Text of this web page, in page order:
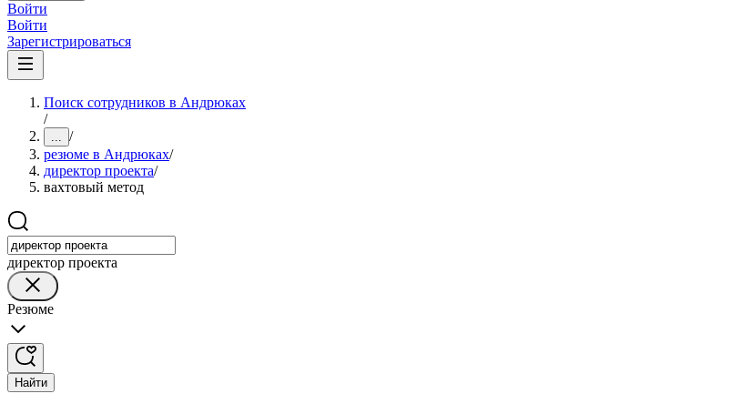
Войти
Войти
Зарегистрироваться
Поиск сотрудников в Андрюках
/
... /
резюме в Андрюках/
директор проекта/
вахтовый метод
директор проекта
Резюме
Найти